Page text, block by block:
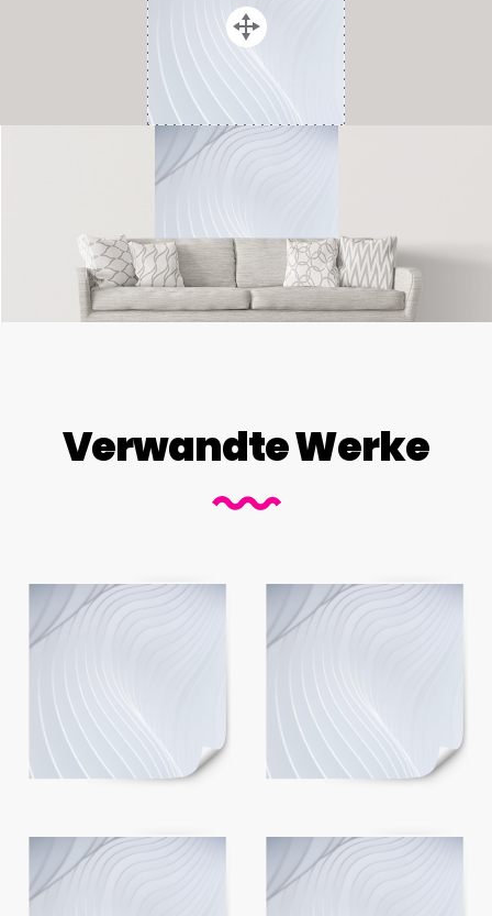
Verwandte Werke